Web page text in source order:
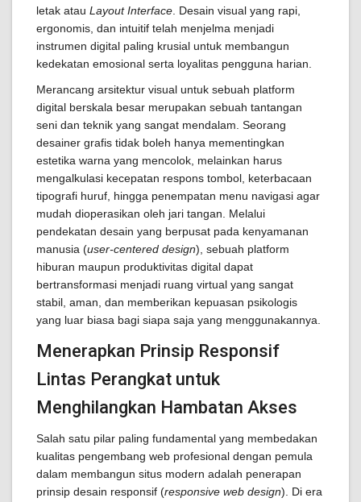
letak atau Layout Interface . Desain visual yang rapi,
ergonomis, dan intuitif telah menjelma menjadi
instrumen digital paling krusial untuk membangun
kedekatan emosional serta loyalitas pengguna harian.
Merancang arsitektur visual untuk sebuah platform
digital berskala besar merupakan sebuah tantangan
seni dan teknik yang sangat mendalam. Seorang
desainer grafis tidak boleh hanya mementingkan
estetika warna yang mencolok, melainkan harus
mengalkulasi kecepatan respons tombol, keterbacaan
tipografi huruf, hingga penempatan menu navigasi agar
mudah dioperasikan oleh jari tangan. Melalui
pendekatan desain yang berpusat pada kenyamanan
manusia (user-centered design), sebuah platform
hiburan maupun produktivitas digital dapat
bertransformasi menjadi ruang virtual yang sangat
stabil, aman, dan memberikan kepuasan psikologis
yang luar biasa bagi siapa saja yang menggunakannya.
Menerapkan Prinsip Responsif
Lintas Perangkat untuk
Menghilangkan Hambatan Akses
Salah satu pilar paling fundamental yang membedakan
kualitas pengembang web profesional dengan pemula
dalam membangun situs modern adalah penerapan
prinsip desain responsif (responsive web design). Di era